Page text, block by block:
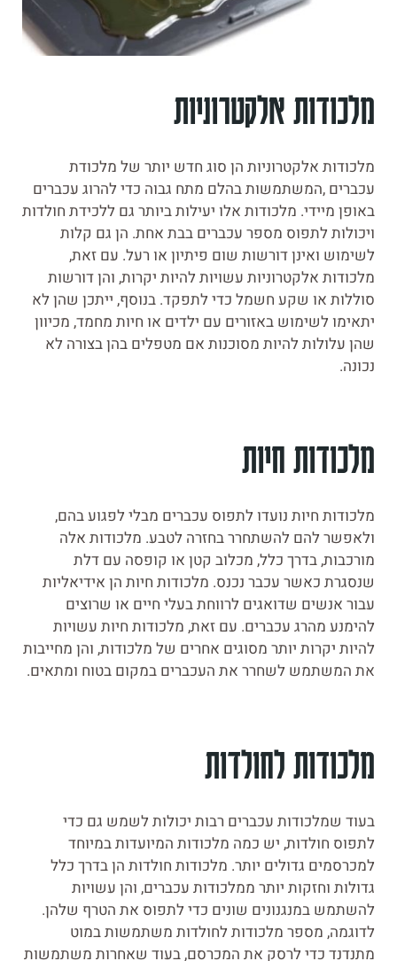
מלכודות אלקטרוניות
מלכודות אלקטרוניות הן סוג חדש יותר של מלכודת
עכברים ,המשתמשות בהלם מתח גבוה כדי להרוג עכברים
באופן מיידי. מלכודות אלו יעילות ביותר גם ללכידת חולדות
ויכולות לתפוס מספר עכברים בבת אחת. הן גם קלות
לשימוש ואינן דורשות שום פיתיון או רעל. עם זאת,
מלכודות אלקטרוניות עשויות להיות יקרות, והן דורשות
סוללות או שקע חשמל כדי לתפקד. בנוסף, ייתכן שהן לא
יתאימו לשימוש באזורים עם ילדים או חיות מחמד, מכיוון
שהן עלולות להיות מסוכנות אם מטפלים בהן בצורה לא
נכונה.
מלכודות חיות
מלכודות חיות נועדו לתפוס עכברים מבלי לפגוע בהם,
ולאפשר להם להשתחרר בחזרה לטבע. מלכודות אלה
מורכבות, בדרך כלל, מכלוב קטן או קופסה עם דלת
שנסגרת כאשר עכבר נכנס. מלכודות חיות הן אידיאליות
עבור אנשים שדואגים לרווחת בעלי חיים או שרוצים
להימנע מהרג עכברים. עם זאת, מלכודות חיות עשויות
להיות יקרות יותר מסוגים אחרים של מלכודות, והן מחייבות
את המשתמש לשחרר את העכברים במקום בטוח ומתאים.
מלכודות לחולדות
בעוד שמלכודות עכברים רבות יכולות לשמש גם כדי
לתפוס חולדות, יש כמה מלכודות המיועדות במיוחד
למכרסמים גדולים יותר. מלכודות חולדות הן בדרך כלל
גדולות וחזקות יותר ממלכודות עכברים, והן עשויות
להשתמש במנגנונים שונים כדי לתפוס את הטרף שלהן.
לדוגמה, מספר מלכודות לחולדות משתמשות במוט
מתנדנד כדי לרסק את המכרסם, בעוד שאחרות משתמשות